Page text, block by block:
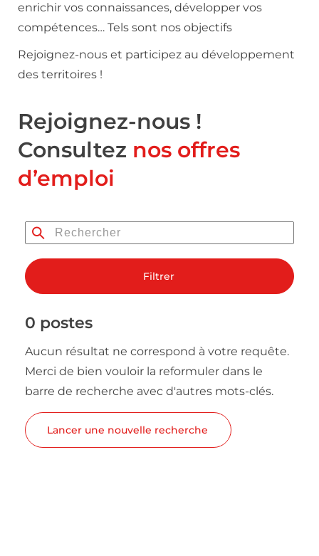
enrichir vos connaissances, développer vos
compétences… Tels sont nos objectifs
Rejoignez-nous et participez au développement
des territoires !
Rejoignez-nous !
Consultez nos offres
d’emploi
Filtrer
0 postes
Aucun résultat ne correspond à votre requête.
Merci de bien vouloir la reformuler dans le
barre de recherche avec d'autres mots-clés.
Lancer une nouvelle recherche